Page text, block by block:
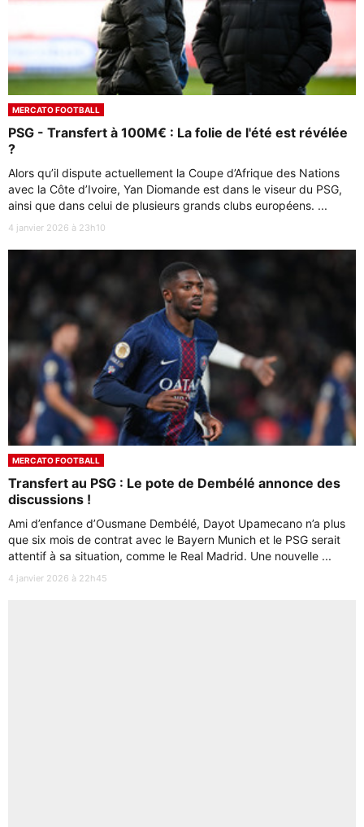
MERCATO FOOTBALL
PSG - Transfert à 100M€ : La folie de l'été est révélée
?
Alors qu’il dispute actuellement la Coupe d’Afrique des Nations
avec la Côte d’Ivoire, Yan Diomande est dans le viseur du PSG,
ainsi que dans celui de plusieurs grands clubs européens. ...
4 janvier 2026 à 23h10
MERCATO FOOTBALL
Transfert au PSG : Le pote de Dembélé annonce des
discussions !
Ami d’enfance d’Ousmane Dembélé, Dayot Upamecano n’a plus
que six mois de contrat avec le Bayern Munich et le PSG serait
attentif à sa situation, comme le Real Madrid. Une nouvelle ...
4 janvier 2026 à 22h45